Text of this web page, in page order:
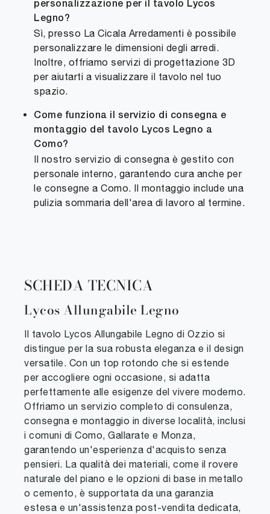
personalizzazione per il tavolo Lycos
Legno?
Sì, presso La Cicala Arredamenti è possibile
personalizzare le dimensioni degli arredi.
Inoltre, offriamo servizi di progettazione 3D
per aiutarti a visualizzare il tavolo nel tuo
spazio.
Come funziona il servizio di consegna e
montaggio del tavolo Lycos Legno a
Como?
Il nostro servizio di consegna è gestito con
personale interno, garantendo cura anche per
le consegne a Como. Il montaggio include una
pulizia sommaria dell'area di lavoro al termine.
SCHEDA TECNICA
Lycos Allungabile Legno
Il tavolo Lycos Allungabile Legno di Ozzio si
distingue per la sua robusta eleganza e il design
versatile. Con un top rotondo che si estende
per accogliere ogni occasione, si adatta
perfettamente alle esigenze del vivere moderno.
Offriamo un servizio completo di consulenza,
consegna e montaggio in diverse località, inclusi
i comuni di Como, Gallarate e Monza,
garantendo un'esperienza d'acquisto senza
pensieri. La qualità dei materiali, come il rovere
naturale del piano e le opzioni di base in metallo
o cemento, è supportata da una garanzia
estesa e un'assistenza post-vendita dedicata,